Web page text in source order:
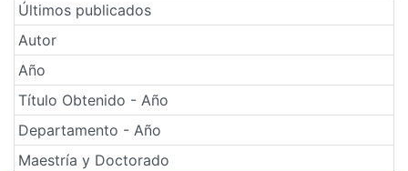
Últimos publicados
Autor
Año
Título Obtenido - Año
Departamento - Año
Maestría y Doctorado